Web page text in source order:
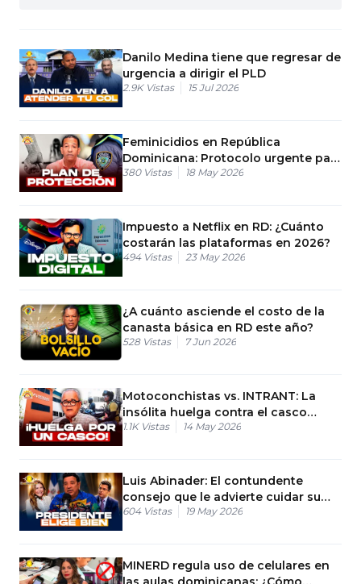
Danilo Medina tiene que regresar de
urgencia a dirigir el PLD
2.9K Vistas 15 Jul 2026
Feminicidios en República
Dominicana: Protocolo urgente para
salvar vidas
380 Vistas 18 May 2026
Impuesto a Netflix en RD: ¿Cuánto
costarán las plataformas en 2026?
494 Vistas 23 May 2026
¿A cuánto asciende el costo de la
canasta básica en RD este año?
528 Vistas 7 Jun 2026
Motoconchistas vs. INTRANT: La
insólita huelga contra el casco
protector
1.1K Vistas 14 May 2026
Luis Abinader: El contundente
consejo que le advierte cuidar su
legado político
604 Vistas 19 May 2026
MINERD regula uso de celulares en